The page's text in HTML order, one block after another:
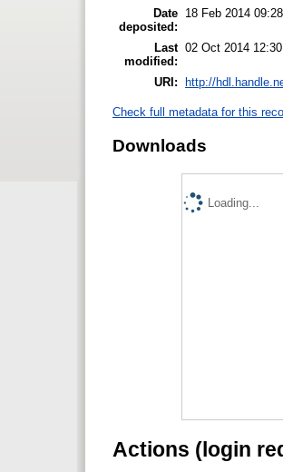
Date
deposited:
18 Feb 2014 09:28
Last
modified:
02 Oct 2014 12:30
URI: http://
Check full metadata for this
Downloads
Loading...
Actions (login